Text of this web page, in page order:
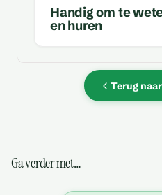
Handig om te
en huren
Terug
Ga verder met…